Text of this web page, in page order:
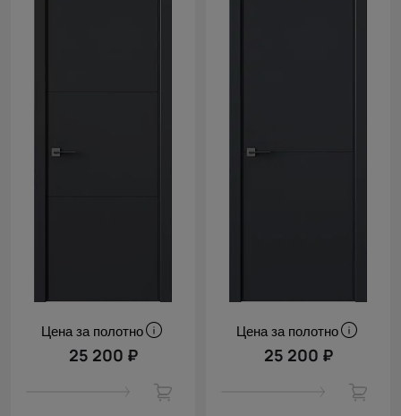
Цена за полотно
25 200 ₽
Цена за полотно
25 200 ₽